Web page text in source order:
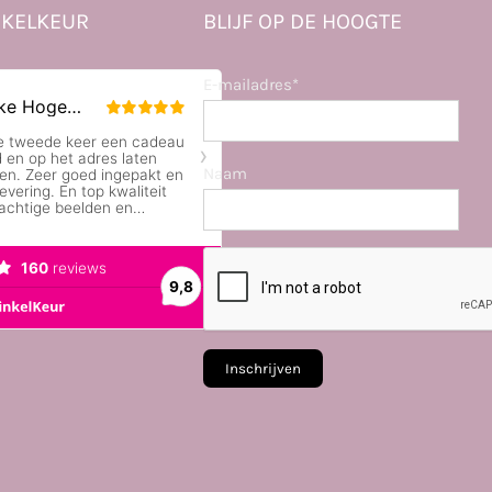
BLIJF OP DE HOOGTE
E-mailadres*
Naam